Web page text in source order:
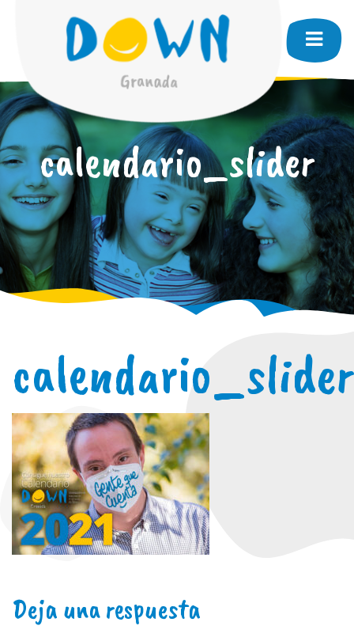
calendario_slider
calendario_slider
Deja una respuesta